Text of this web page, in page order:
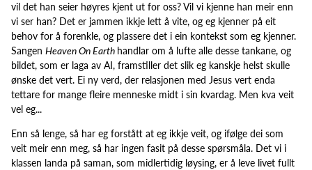
vil det han seier høyres kjent ut for oss? Vil vi kjenne han meir enn
vi ser han? Det er jammen ikkje lett å vite, og eg kjenner på eit
behov for å forenkle, og plassere det i ein kontekst som eg kjenner.
Sangen Heaven On Earth handlar om å lufte alle desse tankane, og
bildet, som er laga av AI, framstiller det slik eg kanskje helst skulle
ønske det vert. Ei ny verd, der relasjonen med Jesus vert enda
tettare for mange fleire menneske midt i sin kvardag. Men kva veit
vel eg...
Enn så lenge, så har eg forstått at eg ikkje veit, og ifølge dei som
veit meir enn meg, så har ingen fasit på desse spørsmåla. Det vi i
klassen landa på saman, som midlertidig løysing, er å leve livet fullt